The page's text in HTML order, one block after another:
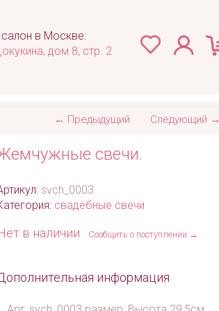
в Москве:
дом 8, стр. 2
← Предыдущий Следующий →
свечи.
svch_0003
свадебные свечи
в наличии Сообщить о поступлении →
информация